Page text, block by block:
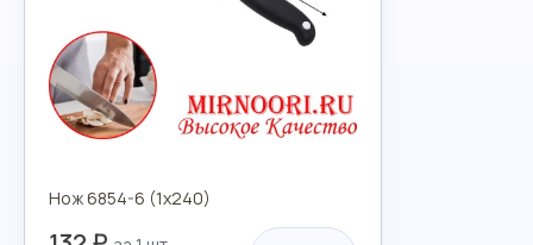
Нож 6854-6 (1х240)